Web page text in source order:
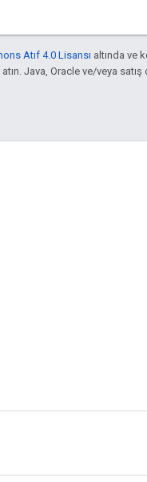
Atıf 4.0 Lisansı altında ve
Java, Oracle ve/veya satış